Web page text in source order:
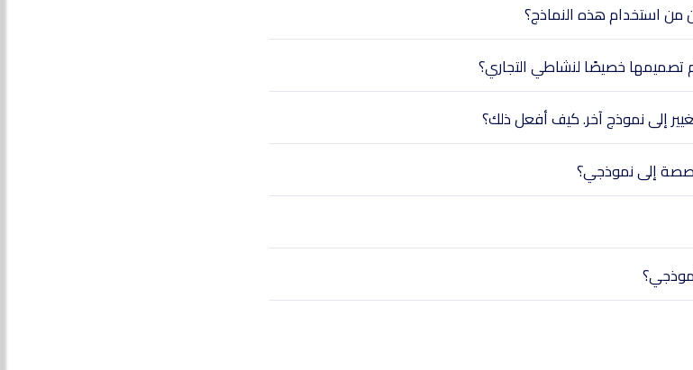
من استخدام هذه النماذج؟
تصميمها خصيصًا لنشاطي التجاري؟
إلى نموذج آخر. كيف أفعل ذلك؟
إلى نموذجي؟